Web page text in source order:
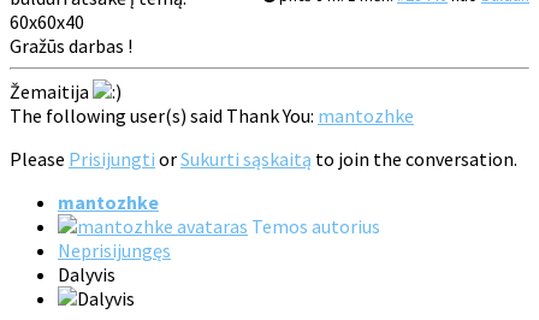
60x60x40
Gražūs darbas !
Žemaitija
The following user(s) said Thank You: mantozhke
Please Prisijungti orSukurti sąskaitą to join the conversation.
mantozhke
Temos autorius
Neprisijungęs
Dalyvis